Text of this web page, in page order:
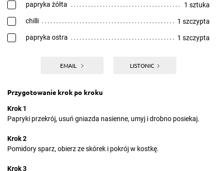
papryka żółta 1 sztuka
chilli 1 szczypta
papryka ostra 1 szczypta
EMAIL LISTONIC
Przygotowanie krok po kroku
Krok 1
Papryki przekrój, usuń gniazda nasienne, umyj i drobno posiekaj.
Krok 2
Pomidory sparz, obierz ze skórek i pokrój w kostkę.
Krok 3